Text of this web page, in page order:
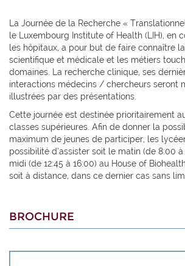
La Journée de la Recherche «
le Luxembourg Institute of Health (LIH), en
les hôpitaux, a pour but de faire connaître
scientifique et médicale et les métiers
domaines. La recherche clinique, ses
interactions médecins / chercheurs seront
illustrées par des présentations.
Cette journée est destinée prioritairement
classes supérieures. Afin de donner la
maximum de jeunes de participer, les
possibilité d’assister soit le matin (de 8:00 à
midi (de 12:45 à 16:00) au House of
soit à distance, dans ce dernier cas sans
BROCHURE